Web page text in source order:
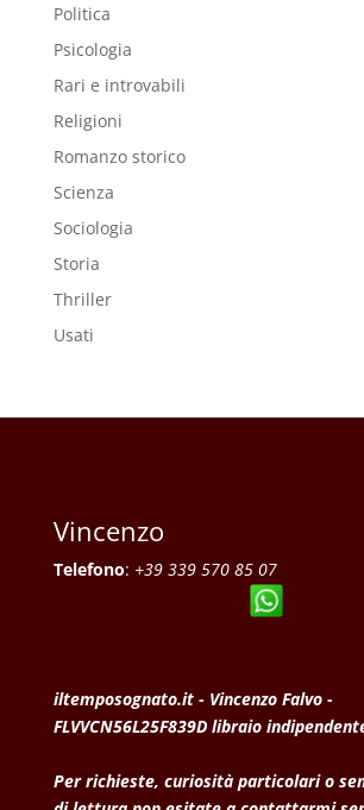
Politica
Psicologia
Rari e introvabili
Religioni
Romanzo storico
Scienza
Sociologia
Storia
Thriller
Usati
Vincenzo
Telefono: +39 339 570 85 07
iltemposognato.it - Vincenzo Falvo -
FLVVCN56L25F839D libraio
Per richieste, curiosità particolari o